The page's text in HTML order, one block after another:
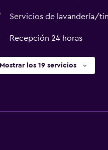
Servicios de lavandería/
Recepción 24 horas
Mostrar los 19 servicios